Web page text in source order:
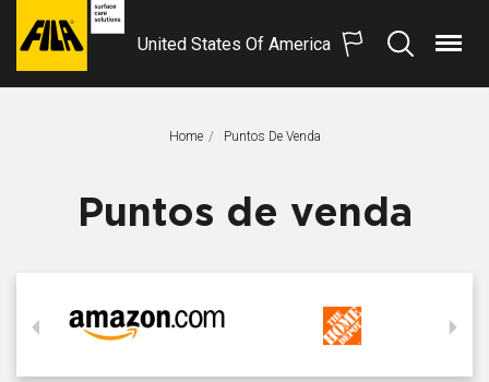
FILA
United States Of America
ProcurarMenu
Home Página Atual:
Puntos De Venda
Puntos de venda